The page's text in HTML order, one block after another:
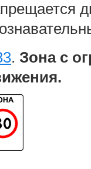
. Зона с